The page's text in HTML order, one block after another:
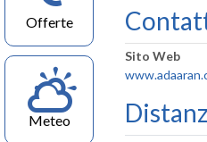
Offerte
Meteo
Sito Web